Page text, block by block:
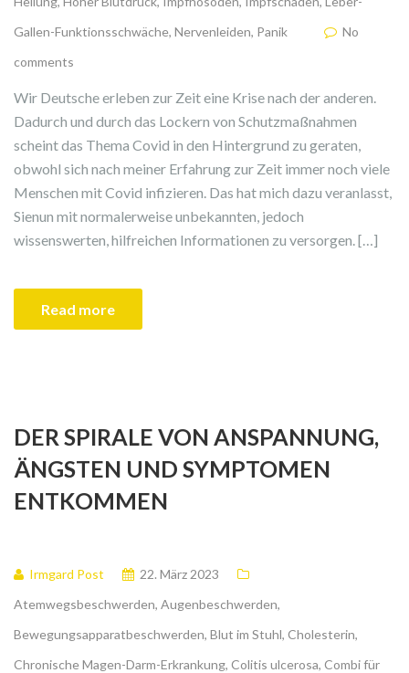
Gallen-Funktionsschwäche, Nervenleiden, Panik
No
comments
Wir Deutsche erleben zur Zeit eine Krise nach der anderen.
Dadurch und durch das Lockern von Schutzmaßnahmen
scheint das Thema Covid in den Hintergrund zu geraten,
obwohl sich nach meiner Erfahrung zur Zeit immer noch viele
Menschen mit Covid infizieren. Das hat mich dazu veranlasst,
Sienun mit normalerweise unbekannten, jedoch
wissenswerten, hilfreichen Informationen zu versorgen. […]
Read more
DER SPIRALE VON ANSPANNUNG,
ÄNGSTEN UND SYMPTOMEN
ENTKOMMEN
Irmgard Post
22. März 2023
Atemwegsbeschwerden, Augenbeschwerden,
Bewegungsapparatbeschwerden, Blut im Stuhl, Cholesterin,
Chronische Magen-Darm-Erkrankung, Colitis ulcerosa, Combi für